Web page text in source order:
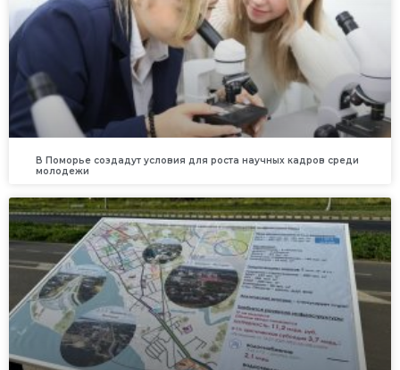
В Поморье создадут условия для роста научных кадров среди
молодежи